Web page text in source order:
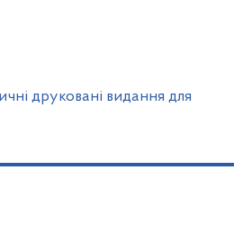
друковані видання для